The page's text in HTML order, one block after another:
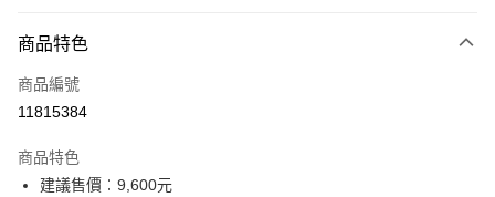
信用卡一次付款
信用卡分期付款
玉山商業銀行
6 期 0 利率 每期
商品特色
商品編號
11815384
商品特色
建議售價：9,600元